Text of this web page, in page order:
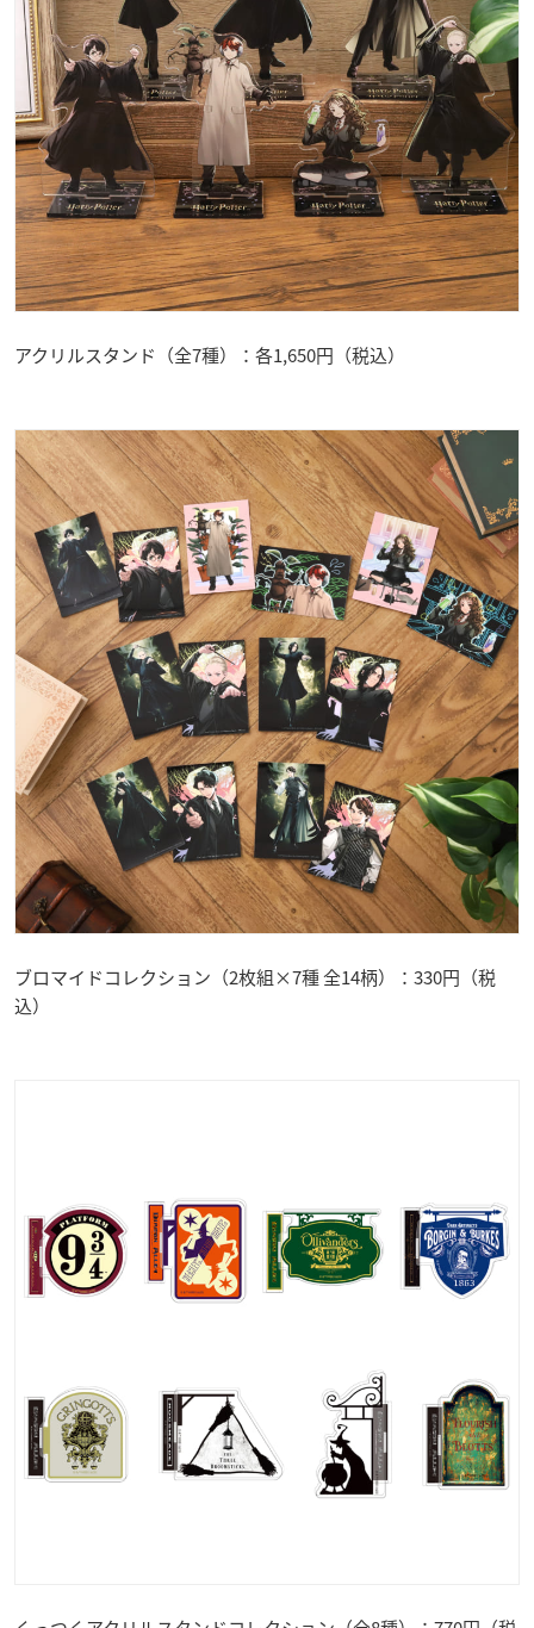
アクリルスタンド（全7種）：各1,650円（税込）
ブロマイドコレクション（2枚組×7種 全14柄）：330円（税
込）